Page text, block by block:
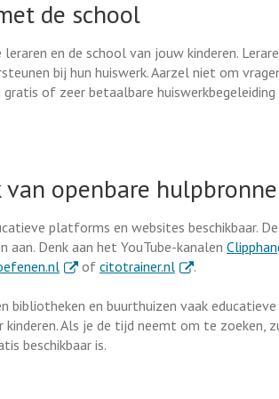
de school
en de school van jouw kinderen.
bij hun huiswerk. Aarzel niet om
of zeer betaalbare huiswerkbegeleiding
openbare
platforms en websites beschikbaar.
Denk aan het YouTube-kanalen
. Externe link
of citotrainer.nl. Externe link
.
bibliotheken en buurthuizen vaak
Als je de tijd neemt om te zoeken,
beschikbaar is.